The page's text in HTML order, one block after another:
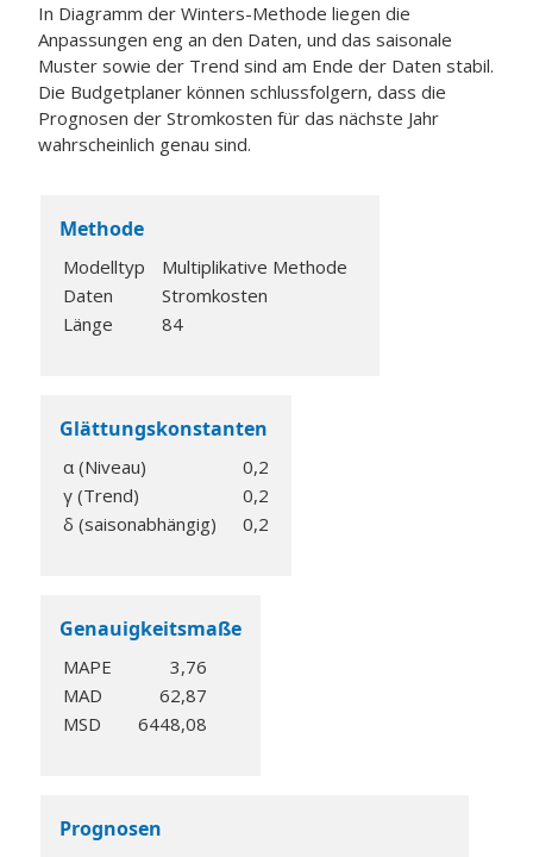
In Diagramm der Winters-Methode liegen die
Anpassungen eng an den Daten, und das saisonale
Muster sowie der Trend sind am Ende der Daten stabil.
Die Budgetplaner können schlussfolgern, dass die
Prognosen der Stromkosten für das nächste Jahr
wahrscheinlich genau sind.
Methode
Modelltyp
Multiplikative Methode
Daten
Stromkosten
Länge
84
Glättungskonstanten
α (Niveau)
0,2
γ (Trend)
0,2
δ (saisonabhängig)
0,2
Genauigkeitsmaße
MAPE
3,76
MAD
62,87
MSD
6448,08
Prognosen